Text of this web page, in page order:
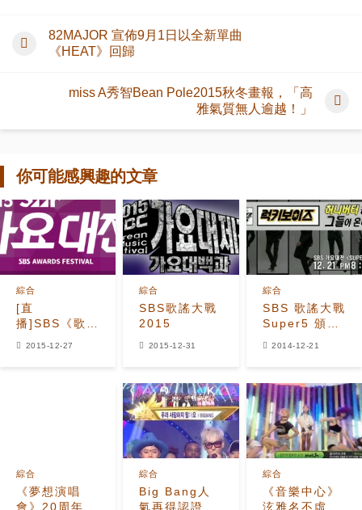
82MAJOR 宣佈9月1日以全新單曲
《HEAT》回歸
miss A秀智Bean Pole2015秋冬畫報，「高
雅氣質無人逾越！」
你可能感興趣的文章
[直
播]SBS《歌謠
綜合
2015-12-27
SBS歌謠大戰
2015
綜合
2015-12-31
SBS 歌謠大戰
Super5 頒獎
綜合
2014-12-21
《夢想演唱
會》20周年邀
綜合
Big Bang人
氣再得認證 再
綜合
《音樂中心》
泫雅名不虛傳
綜合